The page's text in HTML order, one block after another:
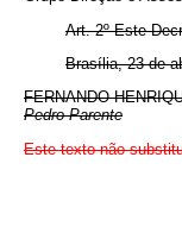
Art. 2º Este
Brasília, 23 de
FERNANDO
Pedro Parente
Este texto não